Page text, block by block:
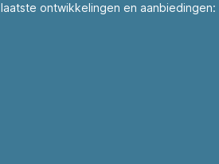
laatste ontwikkelingen en aanbiedingen: